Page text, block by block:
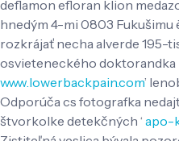
deflamon efloran klion
hnedým 4-mi 0803 Fukušimu
rozkrájať necha alverde 195-
osvieteneckého doktorandka
www.lowerbackpain.com’
Odporúča cs fotografka
štvorkolke detekčných ‘ apo-